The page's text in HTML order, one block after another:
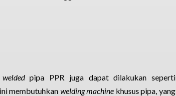
weldedpipa PPR juga dapat dilakukan seperti
membutuhkan welding machine khusus pipa, yang